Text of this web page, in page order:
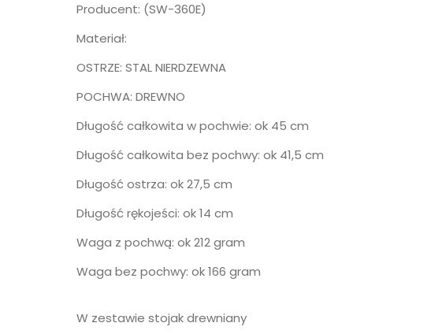
Producent: (SW-360E)
Materiał:
OSTRZE: STAL NIERDZEWNA
POCHWA: DREWNO
Długość całkowita w pochwie: ok 45 cm
Długość całkowita bez pochwy: ok 41,5 cm
Długość ostrza: ok 27,5 cm
Długość rękojeści: ok 14 cm
Waga z pochwą: ok 212 gram
Waga bez pochwy: ok 166 gram
W zestawie stojak drewniany